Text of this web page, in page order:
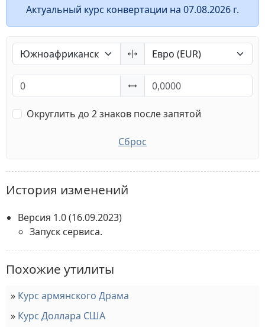
Актуальный курс конвертации на 07.08.2026 г.
Округлить до 2 знаков после запятой
Сброс
История изменений
Версия 1.0(16.09.2023)
Запуск сервиса.
Похожие утилиты
Курс армянского Драма
Курс Доллара США